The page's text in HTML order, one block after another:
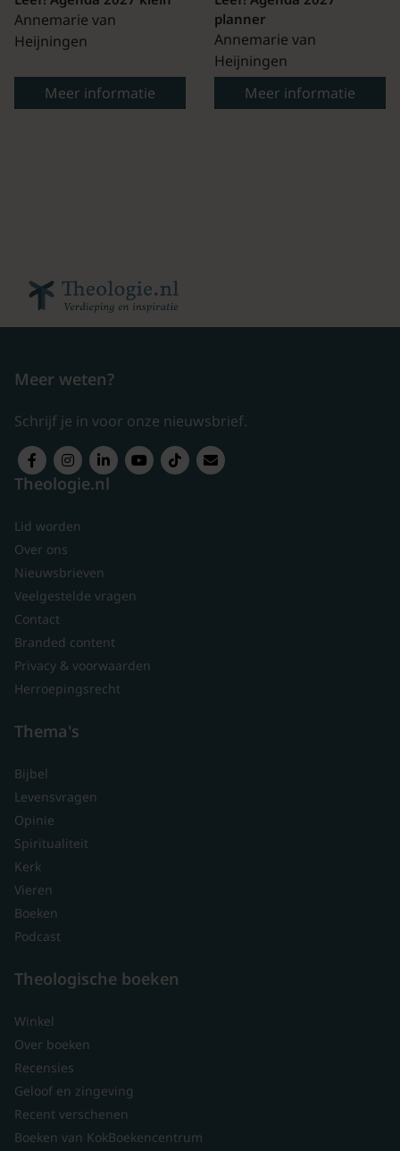
Annemarie van
Heijningen
Meer informatie
planner
Annemarie van
Heijningen
Meer informatie
Meer weten?
Schrijf je in voor onze nieuwsbrief.
Theologie.nl
Lid worden
Over ons
Nieuwsbrieven
Veelgestelde vragen
Contact
Branded content
Privacy & voorwaarden
Herroepingsrecht
Thema's
Bijbel
Levensvragen
Opinie
Spiritualiteit
Kerk
Vieren
Boeken
Podcast
Theologische boeken
Winkel
Over boeken
Recensies
Geloof en zingeving
Recent verschenen
Boeken van KokBoekencentrum